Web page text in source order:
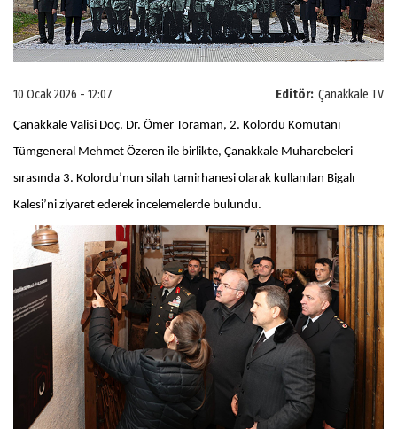
Editör: Çanakkale TV
10 Ocak 2026 - 12:07
Çanakkale Valisi Doç. Dr. Ömer Toraman, 2. Kolordu Komutanı
Tümgeneral Mehmet Özeren ile birlikte, Çanakkale Muharebeleri
sırasında 3. Kolordu’nun silah tamirhanesi olarak kullanılan Bigalı
Kalesi’ni ziyaret ederek incelemelerde bulundu.